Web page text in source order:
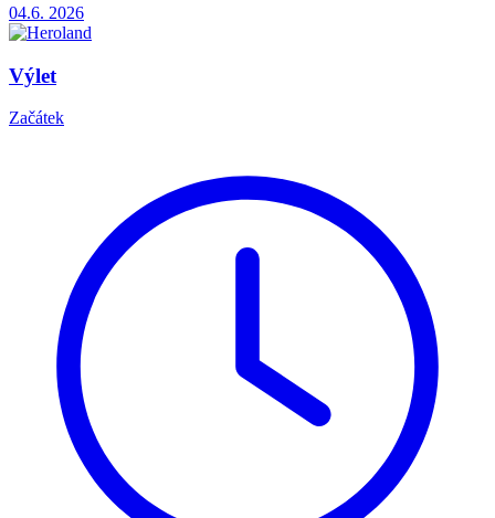
04.6. 2026
Výlet
Začátek